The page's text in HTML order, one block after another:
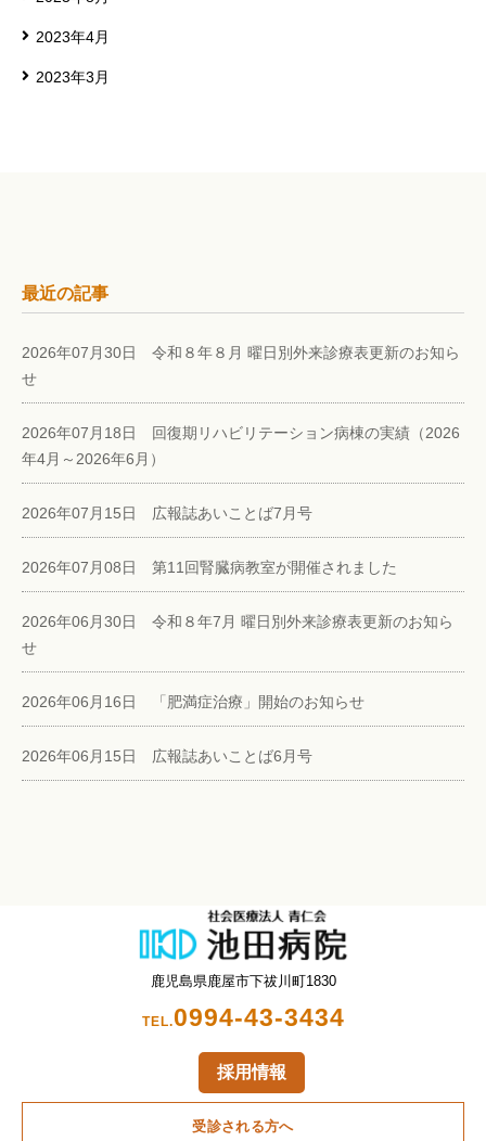
2023年4月
2023年3月
最近の記事
2026年07月30日 令和８年８月 曜日別外来診療表更新のお知ら
せ
2026年07月18日 回復期リハビリテーション病棟の実績（2026
年4月～2026年6月）
2026年07月15日 広報誌あいことば7月号
2026年07月08日 第11回腎臓病教室が開催されました
2026年06月30日 令和８年7月 曜日別外来診療表更新のお知ら
せ
2026年06月16日 「肥満症治療」開始のお知らせ
2026年06月15日 広報誌あいことば6月号
鹿児島県鹿屋市下祓川町1830
TEL.0994-43-3434
採用情報
受診される方へ